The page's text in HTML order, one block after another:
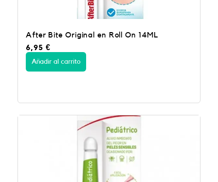
After Bite Original en Roll On 14ML
6,95 €
Añadir al carrito